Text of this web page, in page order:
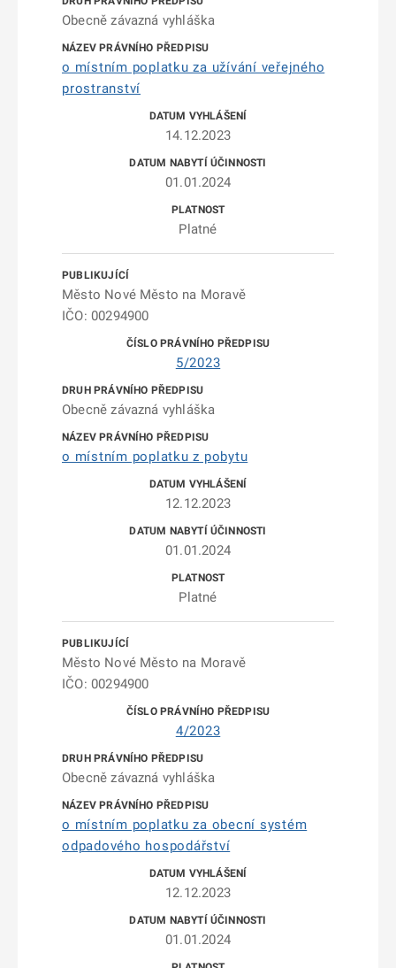
Obecně závazná vyhláška
o místním poplatku za užívání veřejného
prostranství
14.12.2023
01.01.2024
Platné
Město Nové Město na Moravě
IČO: 00294900
5/2023
Obecně závazná vyhláška
o místním poplatku z pobytu
12.12.2023
01.01.2024
Platné
Město Nové Město na Moravě
IČO: 00294900
4/2023
Obecně závazná vyhláška
o místním poplatku za obecní systém
odpadového hospodářství
12.12.2023
01.01.2024